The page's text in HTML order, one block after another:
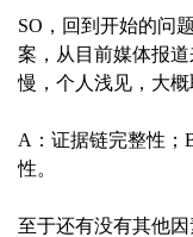
SO，回到开始的问
案，从目前媒体报
慢，个人浅见，大概
A：证据链完整性；
性。
至于还有没有其他